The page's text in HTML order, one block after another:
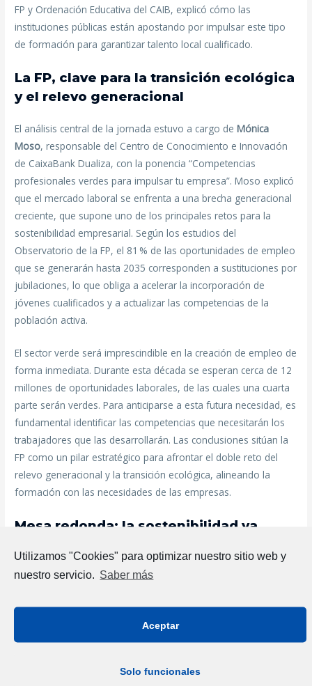
FP y Ordenación Educativa del CAIB, explicó cómo las
instituciones públicas están apostando por impulsar este tipo
de formación para garantizar talento local cualificado.
La FP, clave para la transición ecológica
y el relevo generacional
El análisis central de la jornada estuvo a cargo deMónica
Moso, responsable del Centro de Conocimiento e Innovación
de CaixaBank Dualiza, con la ponencia “Competencias
profesionales verdes para impulsar tu empresa”. Moso explicó
que el mercado laboral se enfrenta a una brecha generacional
creciente, que supone uno de los principales retos para la
sostenibilidad empresarial. Según los estudios del
Observatorio de la FP, el 81 % de las oportunidades de empleo
que se generarán hasta 2035 corresponden a sustituciones por
jubilaciones, lo que obliga a acelerar la incorporación de
jóvenes cualificados y a actualizar las competencias de la
población activa.
El sector verde será imprescindible en la creación de empleo de
forma inmediata. Durante esta década se esperan cerca de 12
millones de oportunidades laborales, de las cuales una cuarta
parte serán verdes. Para anticiparse a esta futura necesidad, es
fundamental identificar las competencias que necesitarán los
trabajadores que las desarrollarán. Las conclusiones sitúan la
FP como un pilar estratégico para afrontar el doble reto del
relevo generacional y la transición ecológica, alineando la
formación con las necesidades de las empresas.
Mesa redonda: la sostenibilidad ya
Después de la presentación técnica se celebró una mesa
, vicepresidente de la Cámara de
Comercio de Mallorca y presidente de la Comisión de
sostenibilidad en la formación.
Utilizamos "Cookies" para optimizar nuestro sitio web y
nuestro servicio. Saber más
Aceptar
Solo funcionales